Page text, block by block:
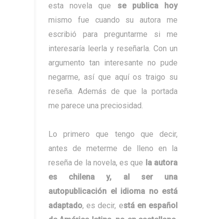
esta novela que se publica hoy
mismo fue cuando su autora me
escribió para preguntarme si me
interesaría leerla y reseñarla. Con un
argumento tan interesante no pude
negarme, así que aquí os traigo su
reseña. Además de que la portada
me parece una preciosidad.
Lo primero que tengo que decir,
antes de meterme de lleno en la
reseña de la novela, es que la autora
es chilena y, al ser una
autopublicación el idioma no está
adaptado, es decir, está en español